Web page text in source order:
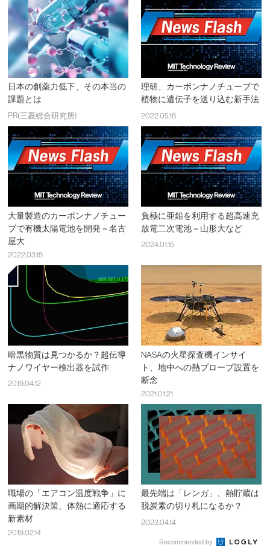
日本の創薬力低下、その本当の
課題とは
PR(三菱総合研究所)
理研、カーボンナノチューブで
植物に遺伝子を送り込む新手法
2022.05.18
大量製造のカーボンナノチュー
ブで有機太陽電池を開発＝名古
屋大
2022.03.18
負極に亜鉛を利用する超高速充
放電二次電池＝山形大など
2024.01.15
暗黒物質は見つかるか？超伝導
ナノワイヤー検出器を試作
2019.04.12
NASAの火星探査機インサイ
ト、地中への熱プローブ設置を
断念
2021.01.21
職場の「エアコン温度戦争」に
画期的解決策、体熱に適応する
新素材
2019.02.14
最先端は「レンガ」、熱貯蔵は
脱炭素の切り札になるか？
2023.04.14
Recommended by